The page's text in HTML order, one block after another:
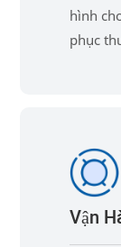
hình
phục
Vận